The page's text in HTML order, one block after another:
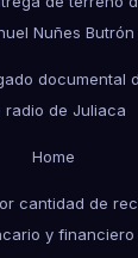
Nuñes Butrón
documental
radio de Juliaca
Home
cantidad de
y financiero